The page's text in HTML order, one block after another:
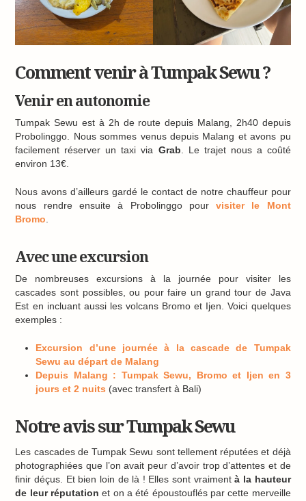
Comment venir à Tumpak Sewu ?
Venir en autonomie
Tumpak Sewu est à 2h de route depuis Malang, 2h40 depuis
Probolinggo. Nous sommes venus depuis Malang et avons pu
facilement réserver un taxi via Grab . Le trajet nous a coûté
environ 13€.
Nous avons d’ailleurs gardé le contact de notre chauffeur pour
nous rendre ensuite à Probolinggo pourvisiter le Mont
Bromo
Avec une excursion
De nombreuses excursions à la journée pour visiter les
cascades sont possibles, ou pour faire un grand tour de Java
Est en incluant aussi les volcans Bromo et Ijen. Voici quelques
exemples :
Excursion d’une journée à la cascade de Tumpak
Sewu au départ de Malang
Depuis Malang : Tumpak Sewu, Bromo et Ijen en 3
jours et 2 nuits (avec transfert à Bali)
Notre avis sur Tumpak Sewu
Les cascades de Tumpak Sewu sont tellement réputées et déjà
photographiées que l’on avait peur d’avoir trop d’attentes et de
finir déçus. Et bien loin de là ! Elles sont vraimentà la hauteur
de leur réputation et on a été époustouflés par cette merveille